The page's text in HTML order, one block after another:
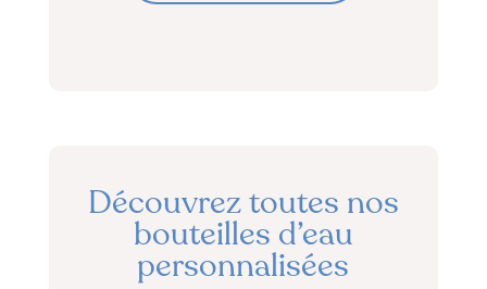
Découvrez toutes nos
bouteilles d’eau
personnalisées